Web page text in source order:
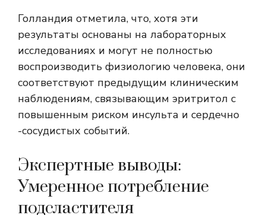
Голландия отметила, что, хотя эти
результаты основаны на лабораторных
исследованиях и могут не полностью
воспроизводить физиологию человека, они
соответствуют предыдущим клиническим
наблюдениям, связывающим эритритол с
повышенным риском инсульта и сердечно
-сосудистых событий.
Экспертные выводы:
Умеренное потребление
подсластителя